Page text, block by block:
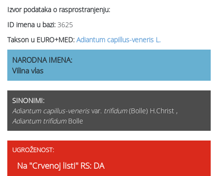
Izvor podataka o rasprostranjenju:
ID imena u bazi: 3625
Takson u EURO+MED: Adiantum capillus-veneris L.
NARODNA IMENA:
Vilina vlas
SINONIMI:
Adiantum capillus-veneris var. trifidum(Bolle) H.Christ ,
Adiantum trifidumBolle
UGROŽENOST:
Na "Crvenoj listi" RS: DA